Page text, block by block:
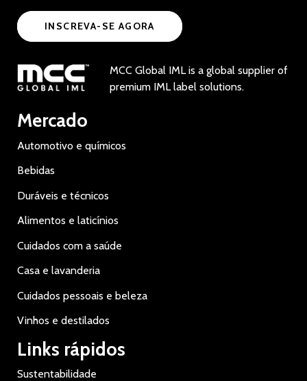
INSCREVA-SE AGORA
MCC Global IML is a global supplier of
premium IML label solutions.
Mercado
Automotivo e químicos
Bebidas
Duráveis e técnicos
Alimentos e laticínios
Cuidados com a saúde
Casa e lavanderia
Cuidados pessoais e beleza
Vinhos e destilados
Links rápidos
Sustentabilidade